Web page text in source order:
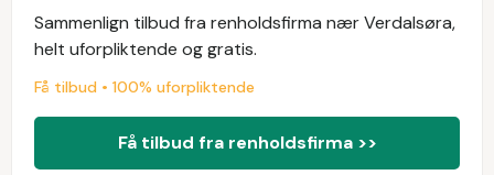
Sammenlign tilbud fra renholdsfirma nær Verdalsøra,
helt uforpliktende og gratis.
Få tilbud • 100% uforpliktende
Få tilbud fra renholdsfirma >>